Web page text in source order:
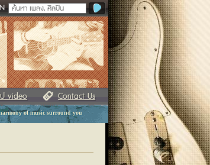
of music surround you
video Contact Us